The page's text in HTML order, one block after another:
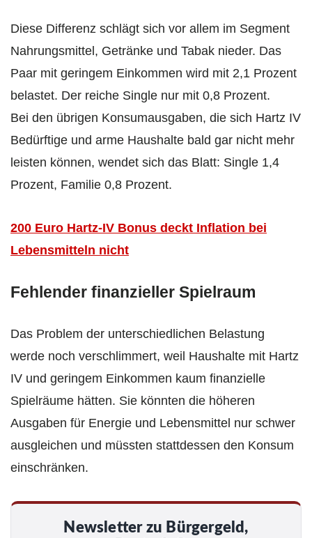
Diese Differenz schlägt sich vor allem im Segment
Nahrungsmittel, Getränke und Tabak nieder. Das
Paar mit geringem Einkommen wird mit 2,1 Prozent
belastet. Der reiche Single nur mit 0,8 Prozent.
Bei den übrigen Konsumausgaben, die sich Hartz IV
Bedürftige und arme Haushalte bald gar nicht mehr
leisten können, wendet sich das Blatt: Single 1,4
Prozent, Familie 0,8 Prozent.
200 Euro Hartz-IV Bonus deckt Inflation bei
Lebensmitteln nicht
Fehlender finanzieller Spielraum
Das Problem der unterschiedlichen Belastung
werde noch verschlimmert, weil Haushalte mit Hartz
IV und geringem Einkommen kaum finanzielle
Spielräume hätten. Sie könnten die höheren
Ausgaben für Energie und Lebensmittel nur schwer
ausgleichen und müssten stattdessen den Konsum
einschränken.
Newsletter zu Bürgergeld,